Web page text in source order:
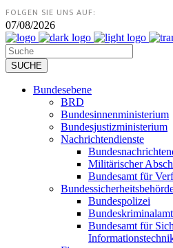
FOLGEN SIE UNS AUF:
07/08/2026
Bundesebene
BRD
Bundesinnenministerium
Bundesjustizministerium
Nachrichtendienste
Militärischer
Bundesamt für
Bundespolizei
Bundeskriminalamt
Bundesamt für